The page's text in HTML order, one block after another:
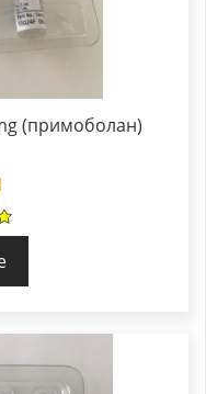
(примоболан)